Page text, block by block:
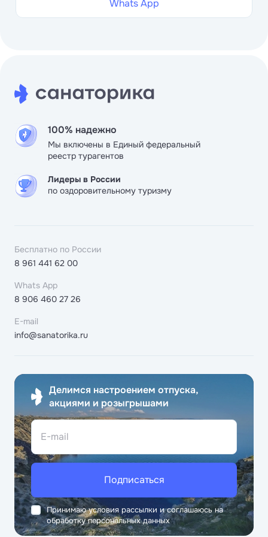
Whats App
100% надежно
Мы включены в Единый федеральный
реестр турагентов
Лидеры в России
по оздоровительному туризму
Бесплатно по России
8 961 441 62 00
Whats App
8 906 460 27 26
E-mail
info@sanatorika.ru
Делимся настроением отпуска,
акциями и розыгрышами
E-mail
Подписаться
Принимаю условия рассылки и соглашаюсь на
обработку персональных данных